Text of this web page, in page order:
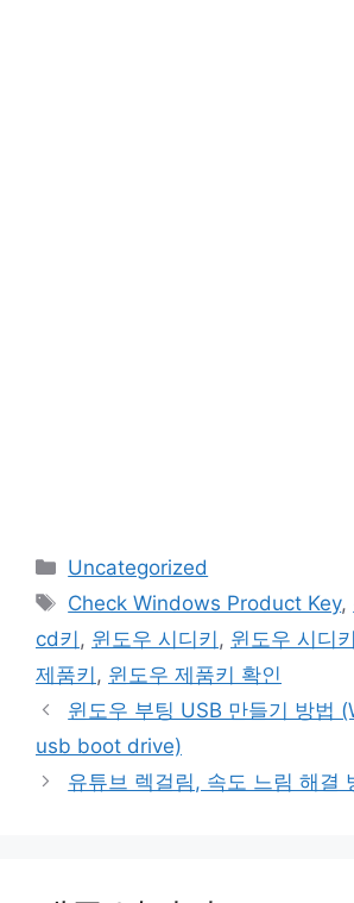
카
테
리
Uncategorized
태
그
Check Windows Product Key,
cd키 , 윈도우 시디키 , 윈도우 시디
제품키 , 윈도우 제품키 확인
윈도우 부팅 USB 만들기 방법
usb boot drive)
유튜브 렉걸림, 속도 느림 해결